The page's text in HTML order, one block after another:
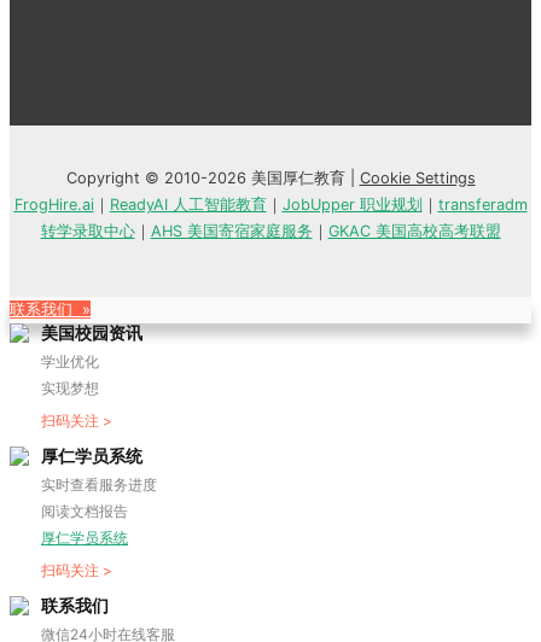
Copyright © 2010-2026 美国厚仁教育 | Cookie Settings
FrogHire.ai｜ ReadyAI 人工智能教育｜ JobUpper 职业规划 ｜ transferadm
转学录取中心｜ AHS 美国寄宿家庭服务 ｜ GKAC 美国高校高考联盟
联系我们 »
美国校园资讯
学业优化
实现梦想
扫码关注 >
厚仁学员系统
实时查看服务进度
阅读文档报告
厚仁学员系统
扫码关注 >
联系我们
微信24小时在线客服